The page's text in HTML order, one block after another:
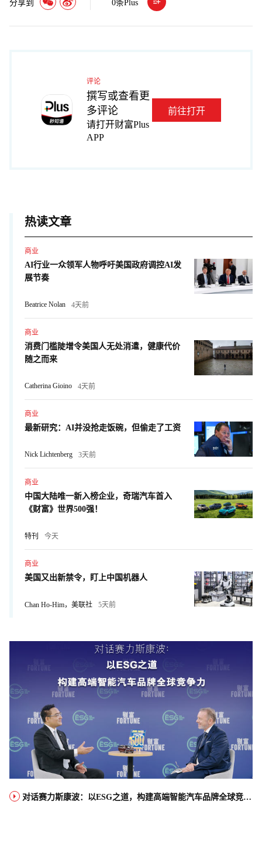
分享到 0条Plus
评论
撰写或查看更
多评论
请打开财富Plus
APP
前往打开
热读文章
商业
AI行业一众领军人物呼吁美国政府调控AI发
展节奏
Beatrice Nolan 4天前
商业
消费门槛陡增令美国人无处消遣，健康代价
随之而来
Catherina Gioino 4天前
商业
最新研究：AI并没抢走饭碗，但偷走了工资
Nick Lichtenberg 3天前
商业
中国大陆唯一新入榜企业，奇瑞汽车首入
《财富》世界500强！
特刊 今天
商业
美国又出新禁令，盯上中国机器人
Chan Ho-Him，美联社 5天前
对话赛力斯康波：以ESG之道，构建高端智能汽车品牌全球竞争力